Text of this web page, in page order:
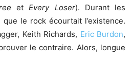
etEvery Loser). Durant les
le rock écourtait l’existence.
Keith Richards, Eric Burdon,
le contraire. Alors, longue